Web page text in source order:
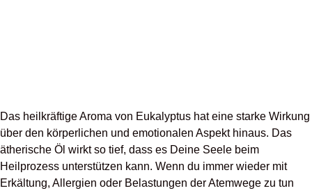
Das heilkräftige Aroma von Eukalyptus hat eine starke Wirkung
über den körperlichen und emotionalen Aspekt hinaus. Das
ätherische Öl wirkt so tief, dass es Deine Seele beim
Heilprozess unterstützen kann. Wenn du immer wieder mit
Erkältung, Allergien oder Belastungen der Atemwege zu tun